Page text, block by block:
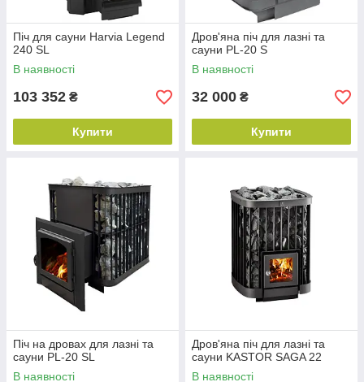
Піч для сауни Harvia Legend
240 SL
В наявності
103 352 ₴
Купити
Дров'яна піч для лазні та
сауни PL-20 S
В наявності
32 000 ₴
Купити
Піч на дровах для лазні та
сауни PL-20 SL
В наявності
Дров'яна піч для лазні та
сауни KASTOR SAGA 22
В наявності